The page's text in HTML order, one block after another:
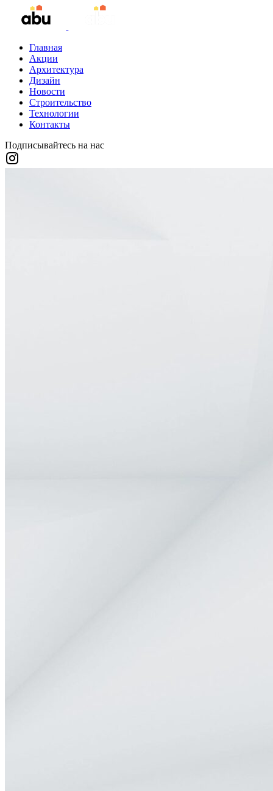
Главная
Акции
Архитектура
Дизайн
Новости
Строительство
Технологии
Контакты
Подписывайтесь на нас